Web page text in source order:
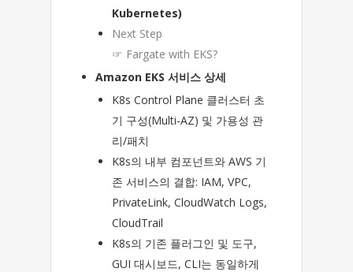
Kubernetes)
Next Step
☞ Fargate with EKS?
Amazon EKS 서비스 상세
K8s Control Plane 클러스터 초
기 구성(Multi-AZ) 및 가용성 관
리/패치
K8s의 내부 컴포넌트와 AWS 기
존 서비스의 결합: IAM, VPC,
PrivateLink, CloudWatch Logs,
CloudTrail
K8s의 기존 플러그인 및 도구,
GUI 대시보드, CLI는 동일하게